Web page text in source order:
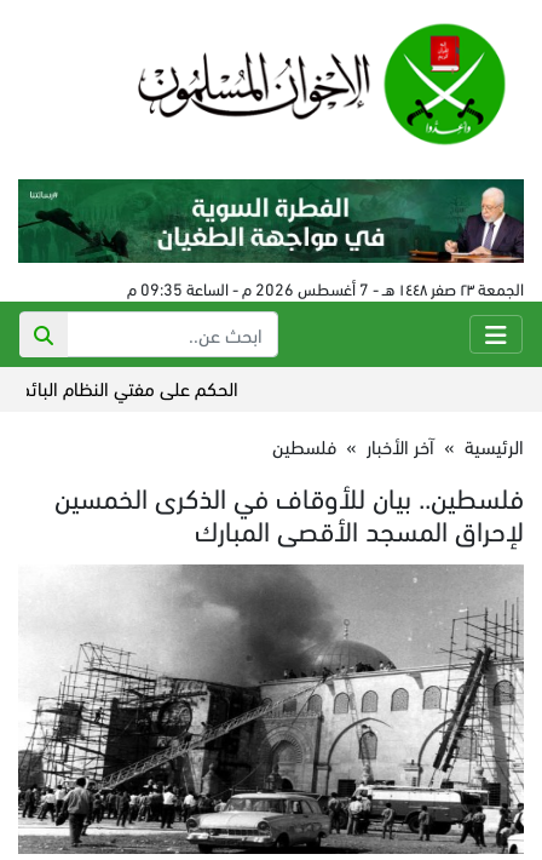
الجمعة ٢٣ صفر ١٤٤٨ هـ - 7 أغسطس 2026 م - الساعة 09:35 م
الحكم على مفتي النظام البائد في سورية 24
الرئيسية » آخر الأخبار » فلسطين
فلسطين.. بيان للأوقاف في الذكرى الخمسين
لإحراق المسجد الأقصى المبارك